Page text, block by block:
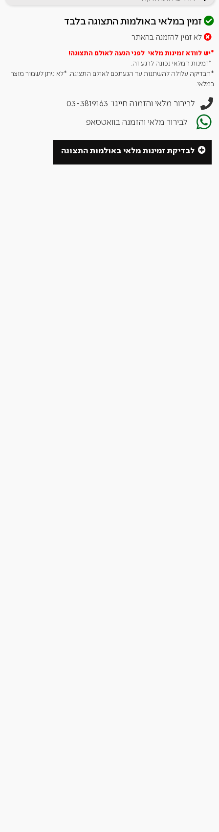
גלגלים קשיחים עם בסיס רך לניוד קל ועמידות ארוכת שנים.
פותחן בקבוקים מובנה.
מידות:
– משטח צלייה: 45X51 | עד כ -22 המבורגרים.
– גובה: 116 ס״מ (154סמ מכסה פתוח)
– עומק: 64 ס״מ
מידה אריזה/קרטון:
גובה: 51 ס"מ
רוחב: 72 ס"מ
עומק: 75 ס"מ
משקל: 50 ק"ג
זמין במלאי באולמות התצוגה בלבד
לא זמין להזמנה בהאתר
*יש לוודא זמינות מלאי לפני הגעה לאולם התצוגה!
*זמינות המלאי נכונה לרגע זה.
*הבדיקה עלולה להשתנות עד הגעתכם לאולם התצוגה. *לא ניתן לשמור מוצר
במלאי.
לבירור מלאי והזמנה חייגו: 03-3819163
לבירור מלאי והזמנה בוואטסאפ
לבדיקת זמינות מלאי באולמות התצוגה